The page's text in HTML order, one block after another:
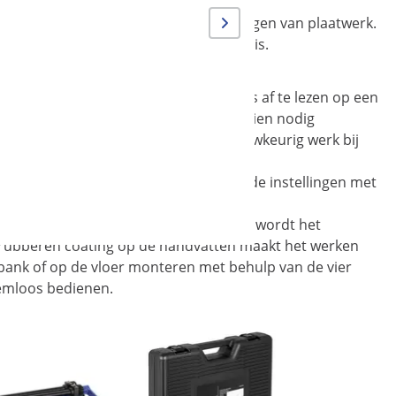
hulpmiddel voor het handmatig buigen van plaatwerk.
voor het bouwen van een huis.
De maximale buighoek tot 135 ° is af te lezen op een
35 mm, 30 en 25 mm) kunnen indien nodig
werkstuk. Dit garandeert u nauwkeurig werk bij
heeft stelschroeven waarmee u de instellingen met
wordt meegeleverd.
op het basisframe in te drukken, wordt het
coating op de handvatten maakt het werken
of op de vloer monteren met behulp van de vier
bedienen.